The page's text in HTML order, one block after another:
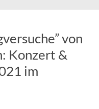
von
Konzert &
im